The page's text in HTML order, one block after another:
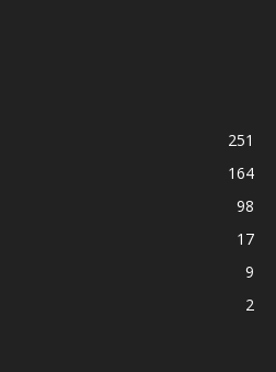
251
164
98
17
9
2